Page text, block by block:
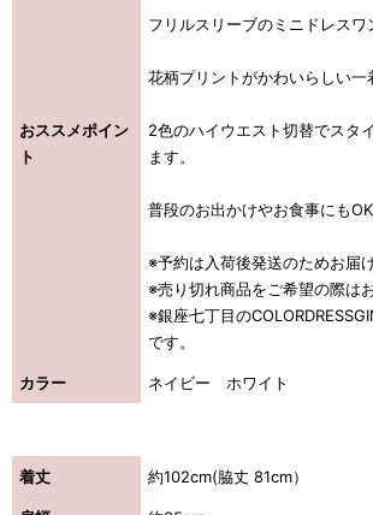
おススメポイン
ト
フリルスリーブのミニドレスワ
花柄プリントがかわいらしい一
2色のハイウエスト切替でスタ
ます。
普段のお出かけやお食事にもOK
※予約は入荷後発送のためお届
※売り切れ商品をご希望の際は
※銀座七丁目の
です。
カラー ネイビー ホワイト
着丈 約102cm(脇丈 81cm）